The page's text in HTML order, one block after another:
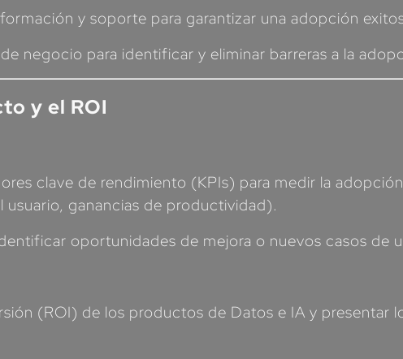
y soporte para garantizar una adopción
negocio para identificar y eliminar barreras a la
y el ROI
clave de rendimiento (KPIs) para medir la
ganancias de productividad).
oportunidades de mejora o nuevos casos de
(ROI) de los productos de Datos e IA y presentar